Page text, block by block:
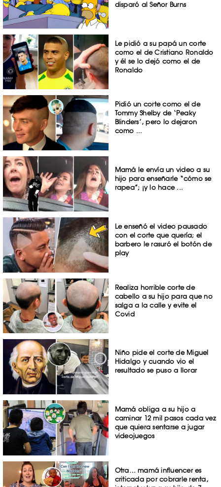
disparó al Señor Burns
Le pidió a su papá un corte
como el de Cristiano Ronaldo
y él se lo dejó como el de
Ronaldo
Pidió un corte como el de
Tommy Shelby de ‘Peaky
Blinders’, pero lo dejaron
como ...
Mamá le envía un video a su
hijo para enseñarle “cómo se
rapea”; ¡y lo hace ...
Le enseñó el video pausado
con el corte que quería; el
barbero le rasuró el botón de
play
Realiza horrible corte de
cabello a su hijo para que no
salga a la calle y evite el
Covid
Niño pide el corte de Miguel
Hidalgo y cuando vio el
resultado se puso a llorar
Mamá obliga a su hijo a
caminar 12 mil pasos cada vez
que quiera sentarse a jugar
videojuegos
Otra… mamá influencer es
criticada por cobrarle renta,